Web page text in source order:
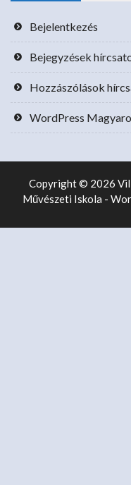
Bejelentkezés
Bejegyzések
Hozzászólások
WordPress
Copyright © 2026
Művészeti Iskola -